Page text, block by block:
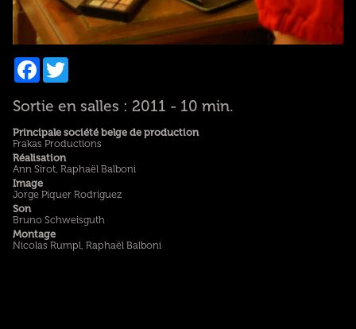
Facebook
Twitter
Sortie en salles : 2011 - 10 min.
Principale société belge de production
Frakas Productions
Réalisation
Ann Sirot, Raphaël Balboni
Image
Jorge Piquer Rodriguez
Son
Bruno Schweisguth
Montage
Nicolas Rumpl, Raphaël Balboni